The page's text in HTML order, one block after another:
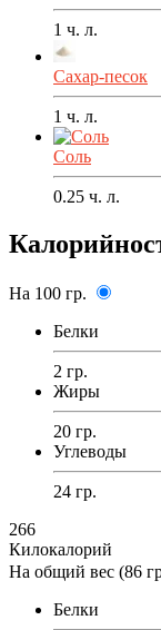
1 ч. л.
Сахар-песок
1 ч. л.
Соль
0.25 ч. л.
На 100 гр.
Белки
2 гр.
Жиры
20 гр.
Углеводы
24 гр.
266
Килокалорий
На общий вес (86
Белки